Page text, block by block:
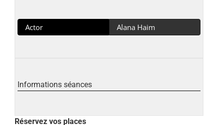
Actor Alana Haim
Informations séances
Réservez vos places